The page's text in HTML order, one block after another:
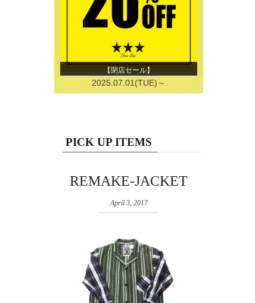
【閉店セール】
2025.07.01(TUE)～
PICK UP ITEMS
REMAKE-JACKET
April 3, 2017